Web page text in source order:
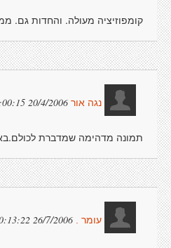
קומפוזיציה מעולה. והחדות גם.
נגה אור 20/4/2006 20:00:15
תמונה מדהימה שמדברת
עומר . 26/7/2006 20:13:22